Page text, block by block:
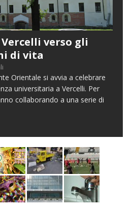
verso gli
di vita
Orientale si avvia a celebrare
universitaria a Vercelli. Per
collaborando a una serie di